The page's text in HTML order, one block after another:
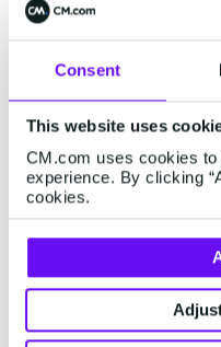
Consent
This website uses
CM.com uses cookies
experience. By clicking
cookies.
favorisera la
4. Réseaux
Si votre e-commerce
YouTube ou encore
contenu, stimuler
des produits, votre
aux questions et
pouvoir les gérer
Ici aussi, la plus